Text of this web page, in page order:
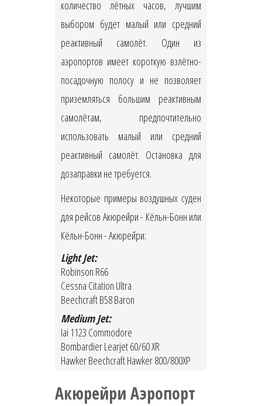
количество лётных часов, лучшим
выбором будет малый или средний
реактивный самолёт. Один из
аэропортов имеет короткую взлётно-
посадочную полосу и не позволяет
приземляться большим реактивным
самолётам, предпочтительно
использовать малый или средний
реактивный самолёт. Остановка для
дозаправки не требуется.
Некоторые примеры воздушных суден
для рейсов Акюрейри - Кёльн-Бонн или
Кёльн-Бонн - Акюрейри:
Light Jet:
Robinson R66
Cessna Citation Ultra
Beechcraft B58 Baron
Medium Jet:
Iai 1123 Commodore
Bombardier Learjet 60/60 XR
Hawker Beechcraft Hawker 800/800XP
Акюрейри Аэропорт